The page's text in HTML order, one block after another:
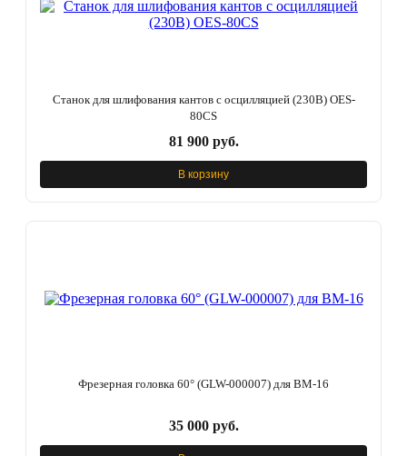
Станок для шлифования кантов с осцилляцией (230В) OES-
80CS
81 900 руб.
В корзину
Фрезерная головка 60° (GLW-000007) для BM-16
35 000 руб.